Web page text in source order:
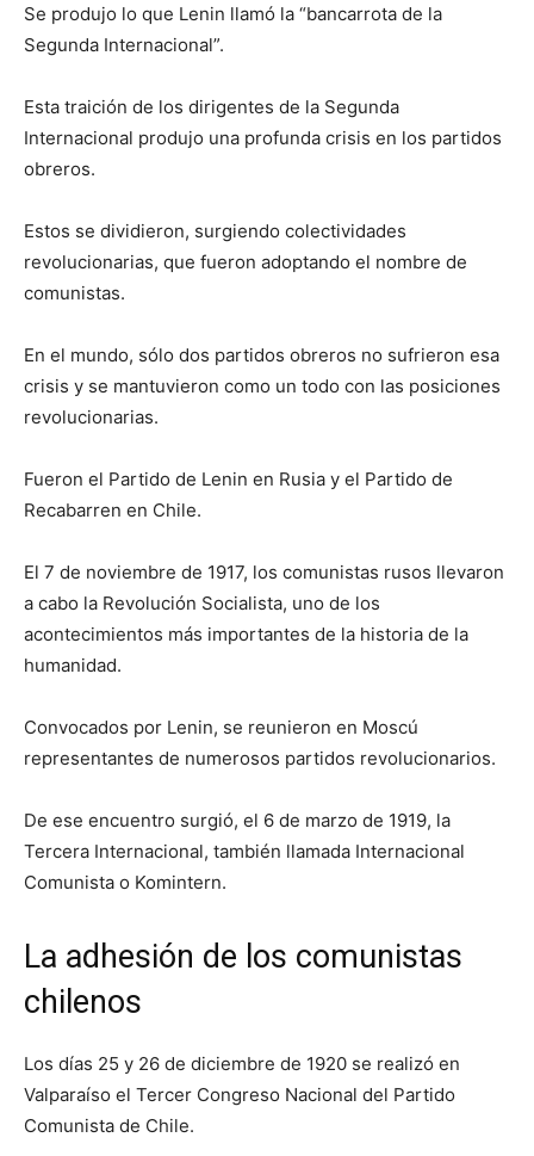
Se produjo lo que Lenin llamó la “bancarrota de la
Segunda Internacional”.
Esta traición de los dirigentes de la Segunda
Internacional produjo una profunda crisis en los partidos
obreros.
Estos se dividieron, surgiendo colectividades
revolucionarias, que fueron adoptando el nombre de
comunistas.
En el mundo, sólo dos partidos obreros no sufrieron esa
crisis y se mantuvieron como un todo con las posiciones
revolucionarias.
Fueron el Partido de Lenin en Rusia y el Partido de
Recabarren en Chile.
El 7 de noviembre de 1917, los comunistas rusos llevaron
a cabo la Revolución Socialista, uno de los
acontecimientos más importantes de la historia de la
humanidad.
Convocados por Lenin, se reunieron en Moscú
representantes de numerosos partidos revolucionarios.
De ese encuentro surgió, el 6 de marzo de 1919, la
Tercera Internacional, también llamada Internacional
Comunista o Komintern.
La adhesión de los comunistas
chilenos
Los días 25 y 26 de diciembre de 1920 se realizó en
Valparaíso el Tercer Congreso Nacional del Partido
Comunista de Chile.